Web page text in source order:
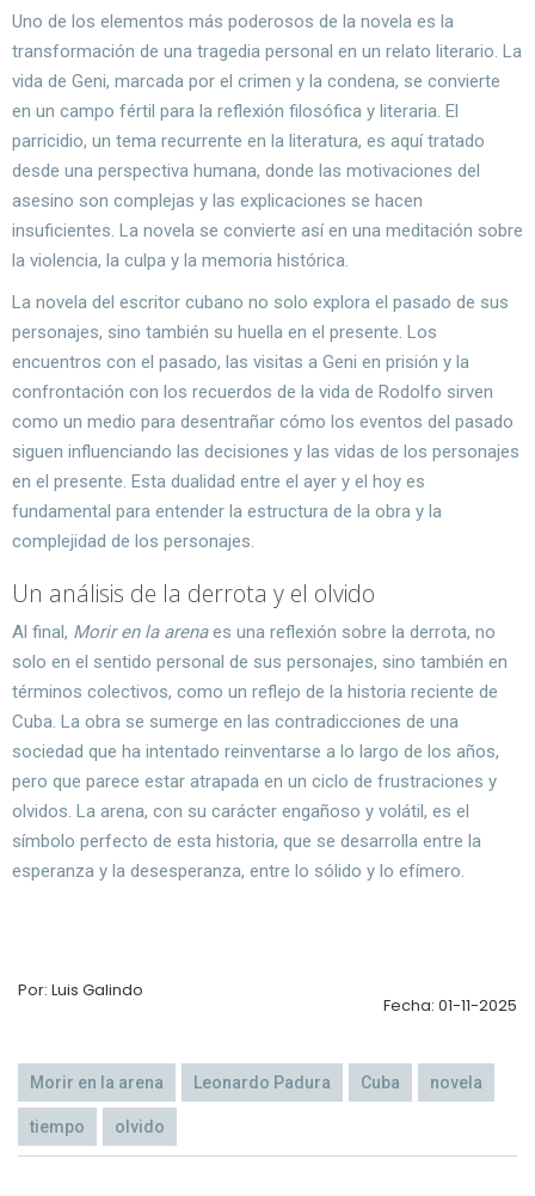
Uno de los elementos más poderosos de la novela es la
transformación de una tragedia personal en un relato literario. La
vida de Geni, marcada por el crimen y la condena, se convierte
en un campo fértil para la reflexión filosófica y literaria. El
parricidio, un tema recurrente en la literatura, es aquí tratado
desde una perspectiva humana, donde las motivaciones del
asesino son complejas y las explicaciones se hacen
insuficientes. La novela se convierte así en una meditación sobre
la violencia, la culpa y la memoria histórica.
La novela del escritor cubano no solo explora el pasado de sus
personajes, sino también su huella en el presente. Los
encuentros con el pasado, las visitas a Geni en prisión y la
confrontación con los recuerdos de la vida de Rodolfo sirven
como un medio para desentrañar cómo los eventos del pasado
siguen influenciando las decisiones y las vidas de los personajes
en el presente. Esta dualidad entre el ayer y el hoy es
fundamental para entender la estructura de la obra y la
complejidad de los personajes.
Un análisis de la derrota y el olvido
Al final, Morir en la arenaes una reflexión sobre la derrota, no
solo en el sentido personal de sus personajes, sino también en
términos colectivos, como un reflejo de la historia reciente de
Cuba. La obra se sumerge en las contradicciones de una
sociedad que ha intentado reinventarse a lo largo de los años,
pero que parece estar atrapada en un ciclo de frustraciones y
olvidos. La arena, con su carácter engañoso y volátil, es el
símbolo perfecto de esta historia, que se desarrolla entre la
esperanza y la desesperanza, entre lo sólido y lo efímero.
Por: Luis Galindo
Fecha: 01-11-2025
Morir en la arena Leonardo Padura Cuba novela
tiempo olvido